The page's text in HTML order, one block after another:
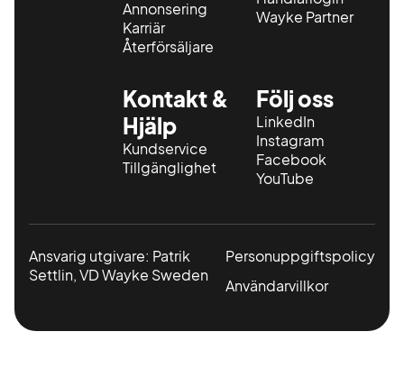
Annonsering
Karriär
Återförsäljare
Wayke Partner
Kontakt &
Hjälp
Kundservice
Tillgänglighet
Följ oss
LinkedIn
Instagram
Facebook
YouTube
Ansvarig utgivare: Patrik
Settlin, VD Wayke Sweden
Personuppgiftspolicy
Användarvillkor